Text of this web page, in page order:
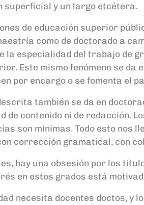
superficial y un largo etcétera.
de educación superior
como de doctorado a
la especialidad del trabajo de
Este mismo fenómeno se
por encargo o se fomenta el
también se da en
de contenido ni de
son mínimas. Todo esto nos
corrección gramatical, con
hay una obsesión por los
en estos grados está
necesita docentes doctos, y